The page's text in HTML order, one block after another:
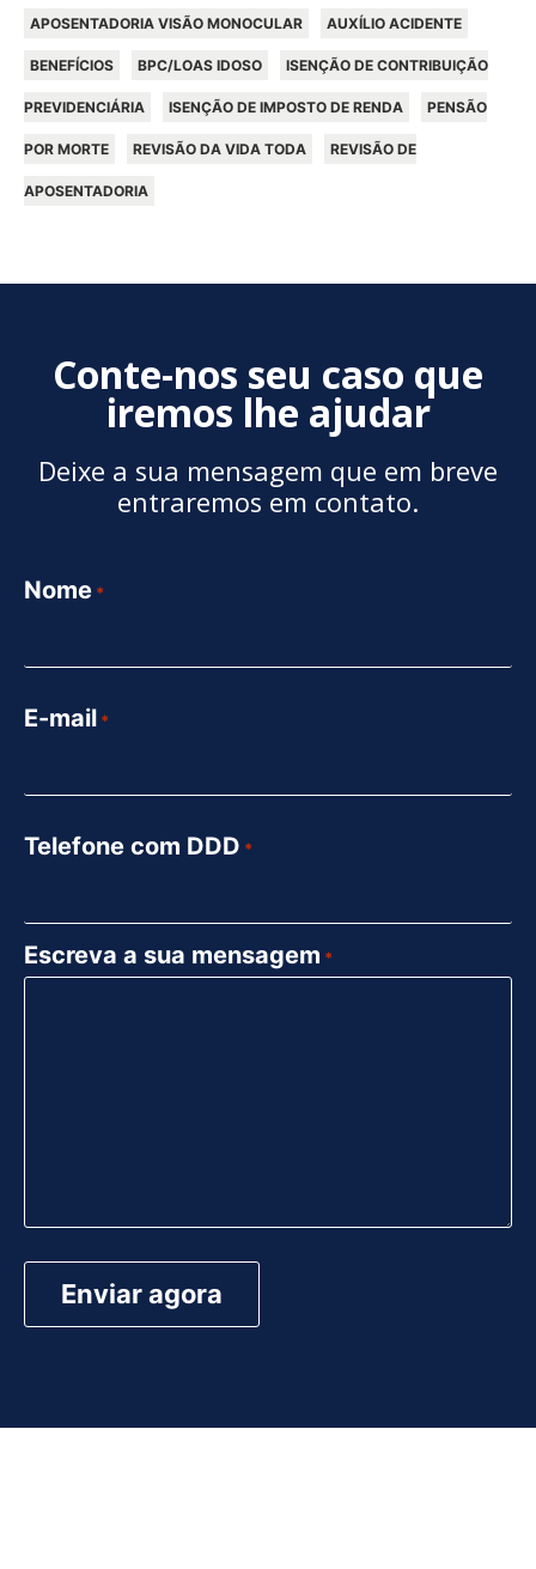
APOSENTADORIA VISÃO MONOCULAR AUXÍLIO ACIDENTE
BENEFÍCIOS BPC/LOAS IDOSO ISENÇÃO DE CONTRIBUIÇÃO
PREVIDENCIÁRIA ISENÇÃO DE IMPOSTO DE RENDA PENSÃO
POR MORTE REVISÃO DA VIDA TODA REVISÃO DE
APOSENTADORIA
Conte-nos seu caso que
iremos lhe ajudar
Deixe a sua mensagem que em breve
entraremos em contato.
Nome *
E-mail *
Telefone com DDD *
Escreva a sua mensagem *